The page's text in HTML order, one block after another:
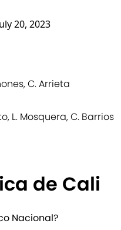
20, 2023
C. Arrieta
L. Mosquera, C. Barrios
de Cali
Nacional?